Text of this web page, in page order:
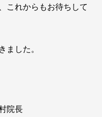
これからもお待ちして
した。
院長